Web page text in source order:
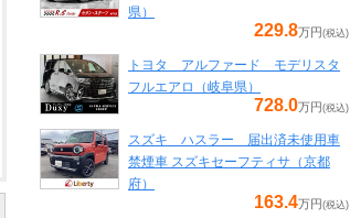
県）
229.8万円 (税込)
トヨタ アルファード モデリスタ
フルエアロ（岐阜県）
728.0万円 (税込)
スズキ ハスラー 届出済未使用車
禁煙車 スズキセーフティサ（京都
府）
163.4万円 (税込)